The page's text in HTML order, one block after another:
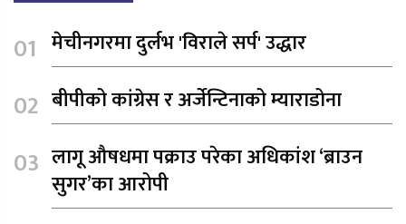
मेचीनगरमा दुर्लभ 'विराले सर्प' उद्धार
बीपीको कांग्रेस र अर्जेन्टिनाको म्याराडोना
लागू औषधमा पक्राउ परेका अधिकांश ‘ब्राउन
सुगर’का आरोपी